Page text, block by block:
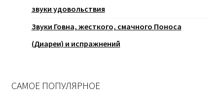
звуки удовольствия
Звуки Говна, жесткого, смачного Поноса
(Диареи) и испражнений
САМОЕ ПОПУЛЯРНОЕ